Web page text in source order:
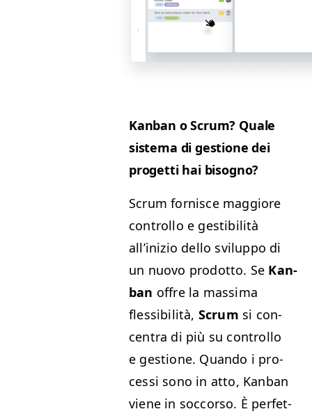
Kan­ban o Scrum? Quale
sis­tema di ges­tione dei
prog­et­ti hai bisogno?
Scrum for­nisce mag­giore
con­trol­lo e gestibil­ità
all’inizio del­lo svilup­po di
un nuo­vo prodot­to. Se Kan­
ban offre la mas­si­ma
flessibil­ità, Scrum si con­
cen­tra di più su con­trol­lo
e ges­tione. Quan­do i pro­
ces­si sono in atto, Kan­ban
viene in soc­cor­so. È per­fet­